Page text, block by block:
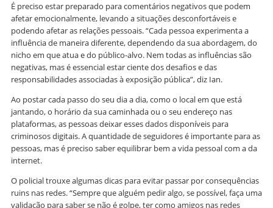
É preciso estar preparado para comentários negativos que podem
afetar emocionalmente, levando a situações desconfortáveis e
podendo afetar as relações pessoais. “Cada pessoa experimenta a
influência de maneira diferente, dependendo da sua abordagem, do
nicho em que atua e do público-alvo. Nem todas as influências são
negativas, mas é essencial estar ciente dos desafios e das
responsabilidades associadas à exposição pública”, diz Ian.
Ao postar cada passo do seu dia a dia, como o local em que está
jantando, o horário da sua caminhada ou o seu endereço nas
plataformas, as pessoas deixar esses dados disponíveis para
criminosos digitais. A quantidade de seguidores é importante para as
pessoas, mas é preciso saber equilibrar bem a vida pessoal com a da
internet.
O policial trouxe algumas dicas para evitar passar por consequências
ruins nas redes. “Sempre que alguém pedir algo, se possível, faça uma
validação para saber se não é golpe, ter como amigos nas redes